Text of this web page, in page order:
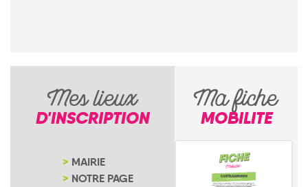
Mes lieux
D'INSCRIPTION
MAIRIE
NOTRE PAGE
Ma fiche
MOBILITE